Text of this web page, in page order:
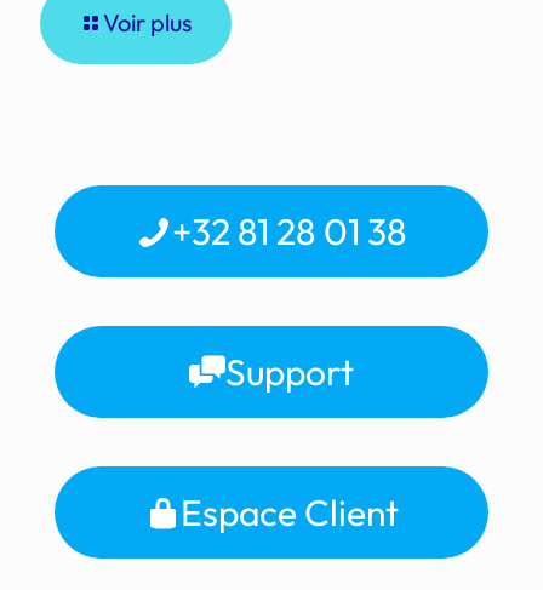
Voir plus
+32 81 28 01 38
Support
Espace Client